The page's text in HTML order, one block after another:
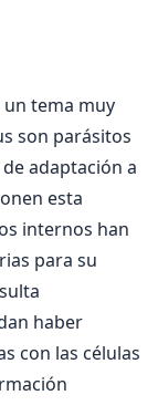
tema muy
son parásitos
adaptación a
esta
internos han
para su
haber
con las células